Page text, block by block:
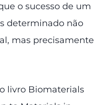
o sucesso de um
determinado não
mas precisamente
livro Biomaterials